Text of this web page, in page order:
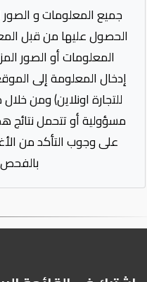
جميع المعلومات و
الحصول عليها من قبل
المعلومات أو الصور
إدخال المعلومة إلى
للتجارة اونلاين) ومن
مسؤولية أو تتحمل نتائج
على وجوب التأكد من